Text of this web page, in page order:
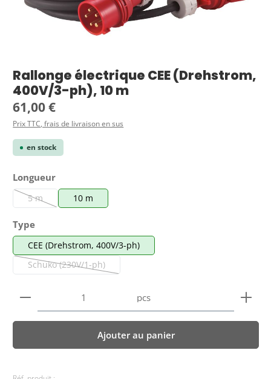
Rallonge électrique CEE (Drehstrom,
400V/3-ph), 10 m
Prix régulier :
61,00 €
Prix TTC, frais de livraison en sus
en stock
Sélectionnez
Longueur
5 m
(Cette option n'est pas disponible pour le moment.)
10 m
Sélectionnez
Type
CEE (Drehstrom, 400V/3-ph)
Schuko (230V/1-ph)
(Cette option n'est pas disponible pour le moment.)
Quantité de produit : Entrez la quantité
pcs
Ajouter au panier